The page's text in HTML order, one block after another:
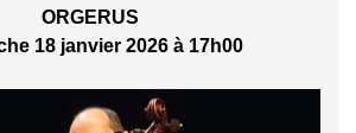
ORGERUS
18 janvier 2026 à 17h00